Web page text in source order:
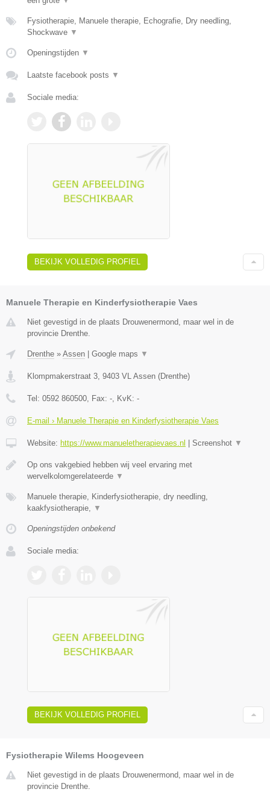
Fysiotherapie, Manuele therapie, Echografie, Dry needling,
Shockwave ▼
Openingstijden ▼
Laatste facebook posts ▼
Sociale media:
BEKIJK VOLLEDIG PROFIEL
Manuele Therapie en Kinderfysiotherapie Vaes
Niet gevestigd in de plaats Drouwenermond, maar wel in de
provincie Drenthe.
Drenthe » Assen | Google maps ▼
Klompmakerstraat 3 9403 VL Assen (Drenthe)
Tel: 0592 860500 , Fax: - , KvK: -
E-mail › Manuele Therapie en Kinderfysiotherapie Vaes
Website: https://www.manueletherapievaes.nl | Screenshot ▼
Op ons vakgebied hebben wij veel ervaring met
wervelkolomgerelateerde ▼
Manuele therapie, Kinderfysiotherapie, dry needling,
kaakfysiotherapie,
▼
Openingstijden onbekend
Sociale media:
BEKIJK VOLLEDIG PROFIEL
Fysiotherapie Wilems Hoogeveen
Niet gevestigd in de plaats Drouwenermond, maar wel in de
provincie Drenthe.